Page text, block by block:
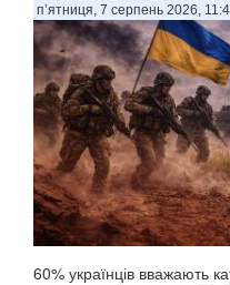
п’ятниця, 7 серпень 2026,
60% українців вважають